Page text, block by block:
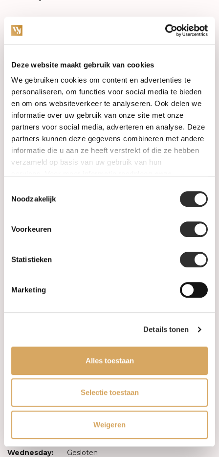
Deze website maakt gebruik van cookies
We gebruiken cookies om content en advertenties te
personaliseren, om functies voor social media te bieden
en om ons websiteverkeer te analyseren. Ook delen we
informatie over uw gebruik van onze site met onze
partners voor social media, adverteren en analyse. Deze
partners kunnen deze gegevens combineren met andere
informatie die u aan ze heeft verstrekt of die ze hebben
verzameld op basis van uw gebruik van hun
Noodzakelijk
Voorkeuren
Statistieken
Marketing
Details tonen
Alles toestaan
Selectie toestaan
Weigeren
PRE-OWNED
Luxury Accessories
Maatwerk
Gents Jewelry
SALE
Information
Levertijd & verzendkosten
Monday: Gesloten
Wednesday: Gesloten